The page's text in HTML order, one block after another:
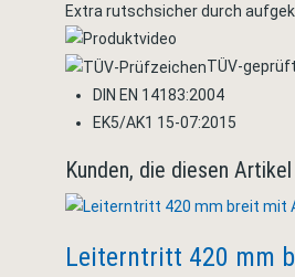
Extra rutschsicher durch
TÜV-
DIN EN 14183:2004
EK5/AK1 15-07:2015
Kunden, die diesen
Leiterntritt 420 mm